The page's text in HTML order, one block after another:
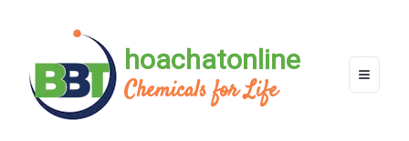
hoachatonline
Chemicals for Life